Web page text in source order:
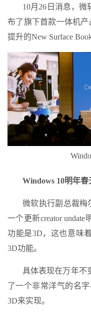
10月26日消息，
布了旗下首款一体机产
提升的New Surface
Windows 10明年
微软执行副总裁梅
一个更新creator
功能是3D，这也意味
3D功能。
具体表现在万年不
了一个非常洋气的名
3D来实现。